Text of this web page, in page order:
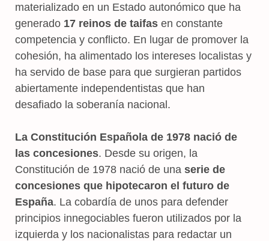
materializado en un Estado autonómico que ha
generado 17 reinos de taifas en constante
competencia y conflicto. En lugar de promover la
cohesión, ha alimentado los intereses localistas y
ha servido de base para que surgieran partidos
abiertamente independentistas que han
desafiado la soberanía nacional.
La Constitución Española de 1978 nació de
las concesiones. Desde su origen, la
Constitución de 1978 nació de una serie de
concesiones que hipotecaron el futuro de
España. La cobardía de unos para defender
principios innegociables fueron utilizados por la
izquierda y los nacionalistas para redactar un